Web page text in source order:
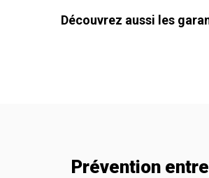
Découvrez aussi les
Prévention